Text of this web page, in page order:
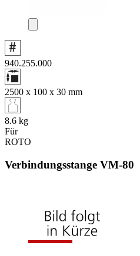
940.255.000
2500 x 100 x 30 mm
8.6 kg
Für
ROTO
Verbindungsstange VM‑80